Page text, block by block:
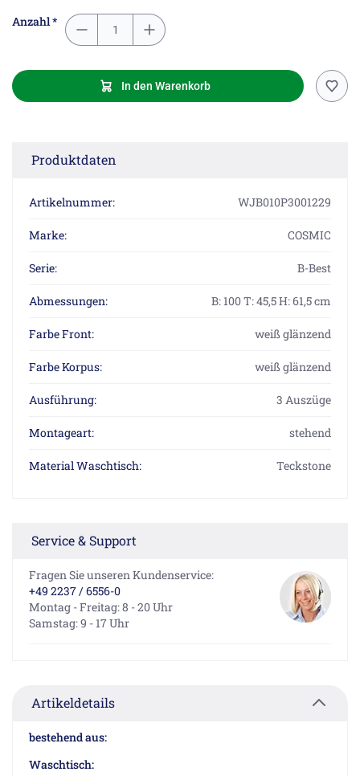
Anzahl *
In den Warenkorb
Produktdaten
Artikelnummer: WJB010P3001229
Marke: COSMIC
Serie: B-Best
Abmessungen: B: 100 T: 45,5 H: 61,5 cm
Farbe Front: weiß glänzend
Farbe Korpus: weiß glänzend
Ausführung: 3 Auszüge
Montageart: stehend
Material Waschtisch: Teckstone
Service & Support
Fragen Sie unseren Kundenservice:
+49 2237 / 6556-0
Montag - Freitag: 8 - 20 Uhr
Samstag: 9 - 17 Uhr
Artikeldetails
bestehend aus:
Waschtisch: